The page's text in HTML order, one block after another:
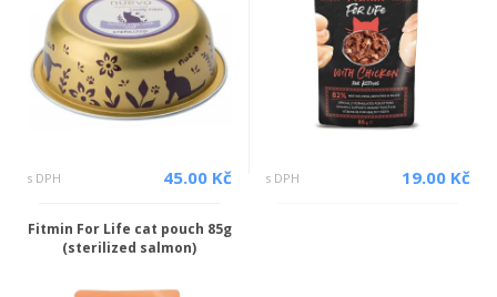
s DPH 45.00 Kč s DPH 19.00 Kč
Fitmin For Life cat pouch 85g
(sterilized salmon)